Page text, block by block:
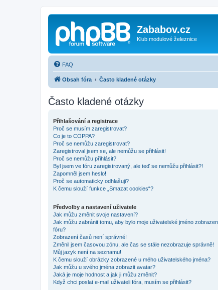
Zababov.cz
Klub modulové železnice
FAQ
Obsah fóra Často kladené otázky
Často kladené otázky
Přihlašování a registrace
Proč se musím zaregistrovat?
Co je to COPPA?
Proč se nemůžu zaregistrovat?
Zaregistroval jsem se, ale nemůžu se přihlásit!
Proč se nemůžu přihlásit?
Byl jsem ve fóru zaregistrovaný, ale teď se nemůžu přihlásit?!
Zapomněl jsem heslo!
Proč se automaticky odhlašuji?
K čemu slouží funkce „Smazat cookies“?
Předvolby a nastavení uživatele
Jak můžu změnit svoje nastavení?
Jak můžu zabránit tomu, aby bylo moje uživatelské jméno
fóru?
Zobrazení časů není správné!
Změnil jsem časovou zónu, ale čas se stále nezobrazuje správně!
Můj jazyk není na seznamu!
K čemu slouží obrázky zobrazené u mého uživatelského jména?
Jak můžu u svého jména zobrazit avatar?
Jaká je moje hodnost a jak ji můžu změnit?
Když chci poslat e-mail uživateli fóra, musím se přihlásit?